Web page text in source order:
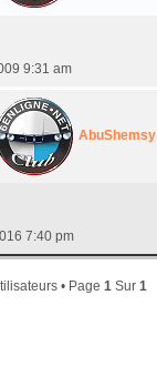
9:31 am
AbuShemsy
7:40 pm
• Page 1 Sur 1